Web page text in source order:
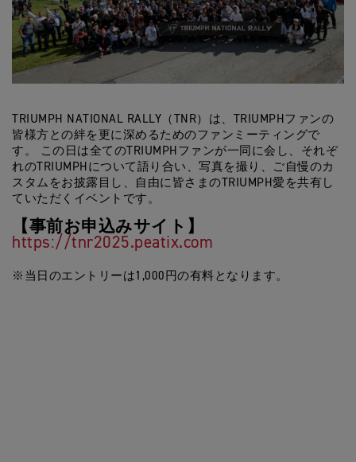
TRIUMPH NATIONAL RALLY（TNR）は、TRIUMPHファンの
皆様方との絆を更に深めるためのファンミーティングで
す。 この日は全てのTRIUMPHファンが一同に会し、それぞ
れのTRIUMPHについて語り合い、写真を撮り、ご自慢のカ
スタムをお披露目し、自由に皆さまのTRIUMPH愛を共有し
ていただくイベントです。
【事前お申込みサイト】
https://tnr2025.peatix.com
※当日のエントリーは1,000円の有料となります。